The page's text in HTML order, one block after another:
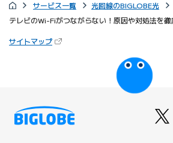
サービス一覧 光回線のBIGLOBE光
テレビのWi-Fiがつながらない！原因や対処法を
サイトマップ（新しいタブで開きます）